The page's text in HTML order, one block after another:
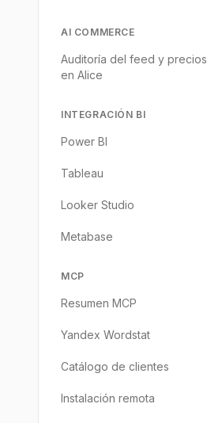
AI COMMERCE
Auditoría del feed y precios
en Alice
INTEGRACIÓN BI
Power BI
Tableau
Looker Studio
Metabase
MCP
Resumen MCP
Yandex Wordstat
Catálogo de clientes
Instalación remota